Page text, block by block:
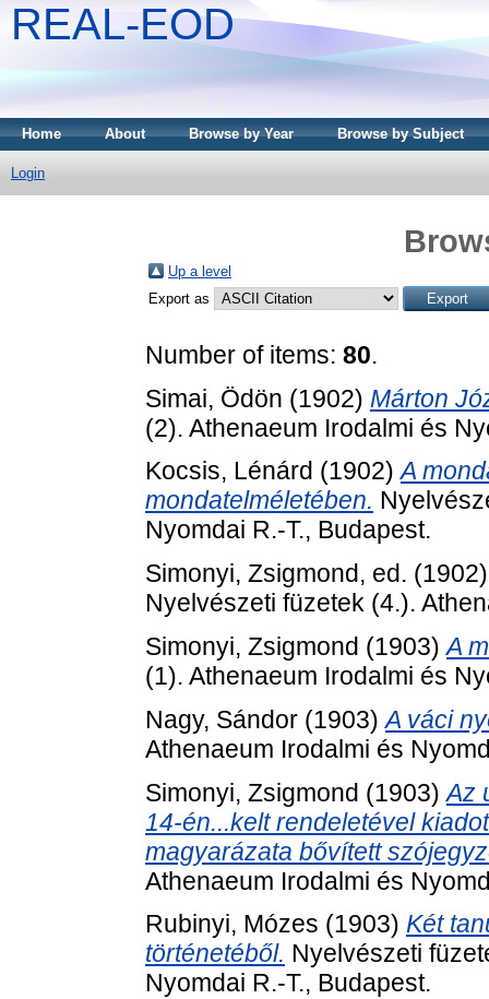
REAL-EOD
Home About Browse by Year Browse by Subject
Login
Up a level
Export as
Number of items: 80.
Simai, Ödön (1902) Márton
(2). Athenaeum Irodalmi és
Kocsis, Lénárd (1902)A
mondatelméletében.
Nyomdai R.-T., Budapest.
Simonyi, Zsigmond, ed.
Nyelvészeti füzetek (4.).
Simonyi, Zsigmond (1903)A
(1). Athenaeum Irodalmi és
Nagy, Sándor (1903)A váci
Athenaeum Irodalmi és
Simonyi, Zsigmond (1903)Az
14-én...kelt rendeletével
magyarázata bővített
Athenaeum Irodalmi és
Rubinyi, Mózes (1903) Két
történetéből. Nyelvészeti
Nyomdai R.-T., Budapest.